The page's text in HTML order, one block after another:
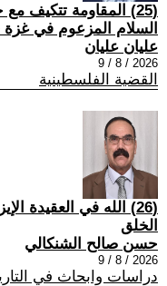
(25) المقاومة تتكيف
السلام المزعوم في
عليان عليان
2026 / 8 / 9
القضية الفلسطينية
(26) الله في العقيدة
الخلق
حسن صالح الشنكالي
2026 / 8 / 9
دراسات وابحاث في